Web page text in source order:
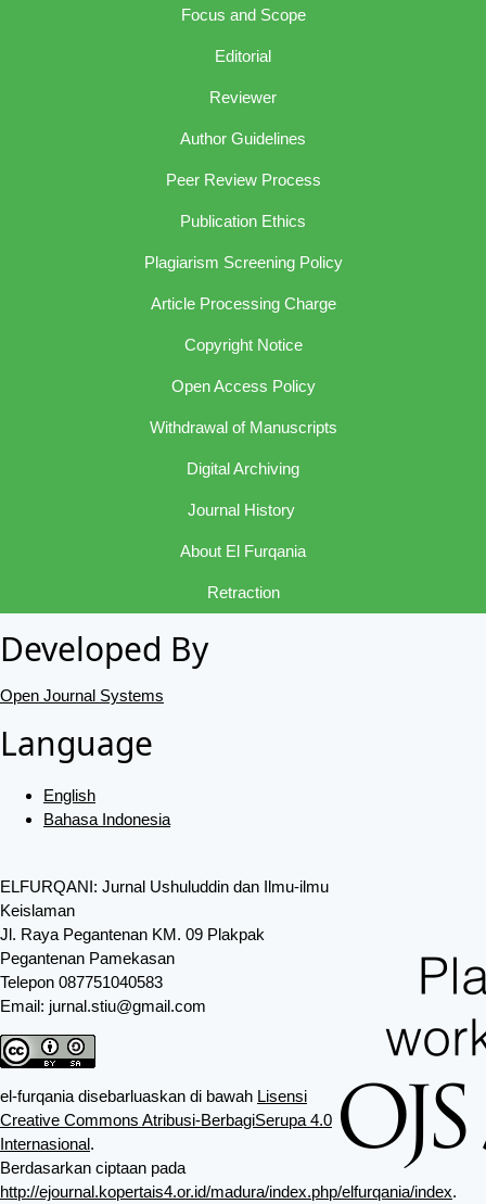
Focus and Scope
Editorial
Reviewer
Author Guidelines
Peer Review Process
Publication Ethics
Plagiarism Screening Policy
Article Processing Charge
Copyright Notice
Open Access Policy
Withdrawal of Manuscripts
Digital Archiving
Journal History
About El Furqania
Retraction
Developed By
Open Journal Systems
Language
English
Bahasa Indonesia
ELFURQANI: Jurnal Ushuluddin dan Ilmu-ilmu
Keislaman
Jl. Raya Pegantenan KM. 09 Plakpak
Pegantenan Pamekasan
Telepon 087751040583
Email: jurnal.stiu@gmail.com
el-furqania disebarluaskan di bawah Lisensi
Creative Commons Atribusi-BerbagiSerupa 4.0
Internasional.
Berdasarkan ciptaan pada
http://ejournal.kopertais4.or.id/madura/index.php/elfurqania/index.